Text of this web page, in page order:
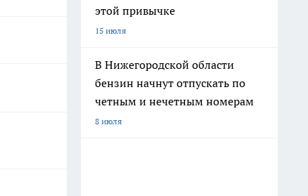
этой привычке
15 июля
В Нижегородской области
бензин начнут отпускать по
четным и нечетным номерам
8 июля